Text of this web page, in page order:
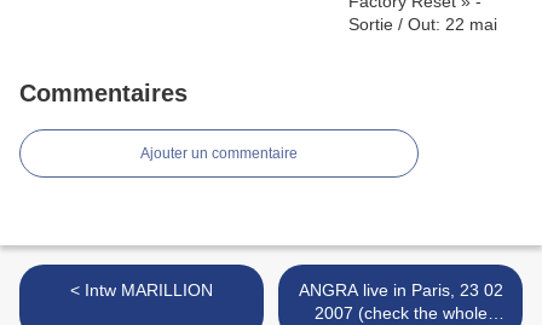
Commentaires
Ajouter un commentaire
< Intw MARILLION
ANGRA live in Paris, 23 02
2007 (check the whole